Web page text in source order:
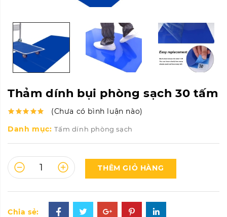
Thảm dính bụi phòng sạch 30 tấm
(Chưa có bình luận nào)
Danh mục: Tấm dính phòng sạch
THÊM GIỎ HÀNG
Chia sẻ: